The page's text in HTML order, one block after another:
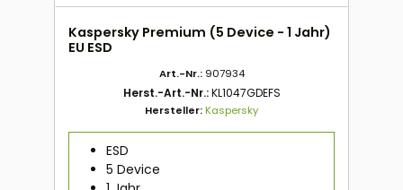
Kaspersky Premium (5 Device - 1 Jahr)
EU ESD
Art.-Nr.: 907934
Herst.-Art.-Nr.:KL1047GDEFS
Hersteller:Kaspersky
ESD
5 Device